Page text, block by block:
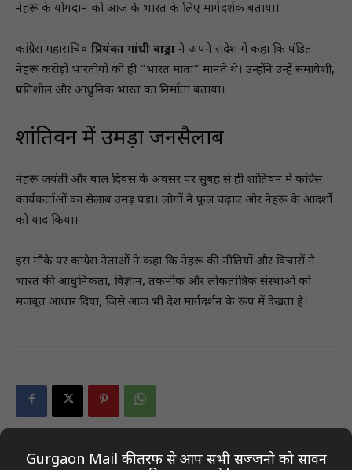
नेहरू के योगदान को आज के भारत के लिए मार्गदर्शक बताया।
कांग्रेस महासचिव प्रियंका गांधी वाड्रा ने अपने संदेश में कहा कि पंडित
नेहरू करोड़ों भारतीयों को ही “भारत माता” मानते थे। उन्होंने उन्हें समावेशी,
प्रगतिशील और आधुनिक भारत का निर्माता बताया।
शांतिवन में उमड़ा जनसैलाब
नेहरू जयंती और बाल दिवस के अवसर पर सुबह से ही शांतिवन में कांग्रेस
कार्यकर्ताओं का सैलाब उमड़ पड़ा। लोगों ने फूल चढ़ाए और नेहरू के आदर्शों
को याद किया।
इस मौके पर कांग्रेस नेताओं ने कहा कि नेहरू की नीतियों और विचारों ने
भारत की आधुनिकता, विज्ञान, तकनीक और लोकतांत्रिक संस्थाओं को
मजबूत आधार दिया, जिसे आज भी देश मार्गदर्शन के रूप में देखता है।
Gurgaon Mail की तरफ से आप सभी सज्जनो को सावन